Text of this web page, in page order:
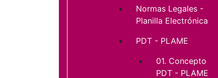
Normas Legales -
Planilla Electrónica
PDT - PLAME
01. Concepto
PDT - PLAME